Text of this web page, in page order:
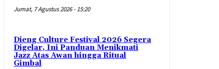
Jumat, 7 Agustus 2026 - 15:20
Dieng Culture Festival 2026 Segera
Digelar, Ini Panduan Menikmati
Jazz Atas Awan hingga Ritual
Gimbal